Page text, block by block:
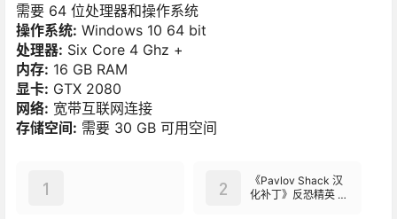
需要 64 位处理器和操作系统
操作系统: Windows 10 64 bit
处理器: Six Core 4 Ghz +
内存: 16 GB RAM
显卡: GTX 2080
网络: 宽带互联网连接
存储空间: 需要 30 GB 可用空间
1
《Pavlov Shack 汉
化补丁》反恐精英 ~
2